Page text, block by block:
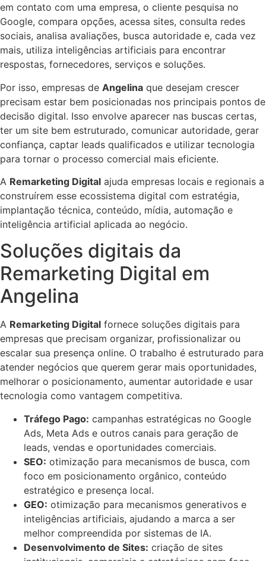
em contato com uma empresa, o cliente pesquisa no
Google, compara opções, acessa sites, consulta redes
sociais, analisa avaliações, busca autoridade e, cada vez
mais, utiliza inteligências artificiais para encontrar
respostas, fornecedores, serviços e soluções.
Por isso, empresas de Angelina que desejam crescer
precisam estar bem posicionadas nos principais pontos de
decisão digital. Isso envolve aparecer nas buscas certas,
ter um site bem estruturado, comunicar autoridade, gerar
confiança, captar leads qualificados e utilizar tecnologia
para tornar o processo comercial mais eficiente.
A Remarketing Digital ajuda empresas locais e regionais a
construírem esse ecossistema digital com estratégia,
implantação técnica, conteúdo, mídia, automação e
inteligência artificial aplicada ao negócio.
Soluções digitais da
Remarketing Digital em
Angelina
A Remarketing Digital fornece soluções digitais para
empresas que precisam organizar, profissionalizar ou
escalar sua presença online. O trabalho é estruturado para
atender negócios que querem gerar mais oportunidades,
melhorar o posicionamento, aumentar autoridade e usar
tecnologia como vantagem competitiva.
Tráfego Pago: campanhas estratégicas no Google
Ads, Meta Ads e outros canais para geração de
leads, vendas e oportunidades comerciais.
SEO: otimização para mecanismos de busca, com
foco em posicionamento orgânico, conteúdo
estratégico e presença local.
GEO: otimização para mecanismos generativos e
inteligências artificiais, ajudando a marca a ser
melhor compreendida por sistemas de IA.
Desenvolvimento de Sites: criação de sites